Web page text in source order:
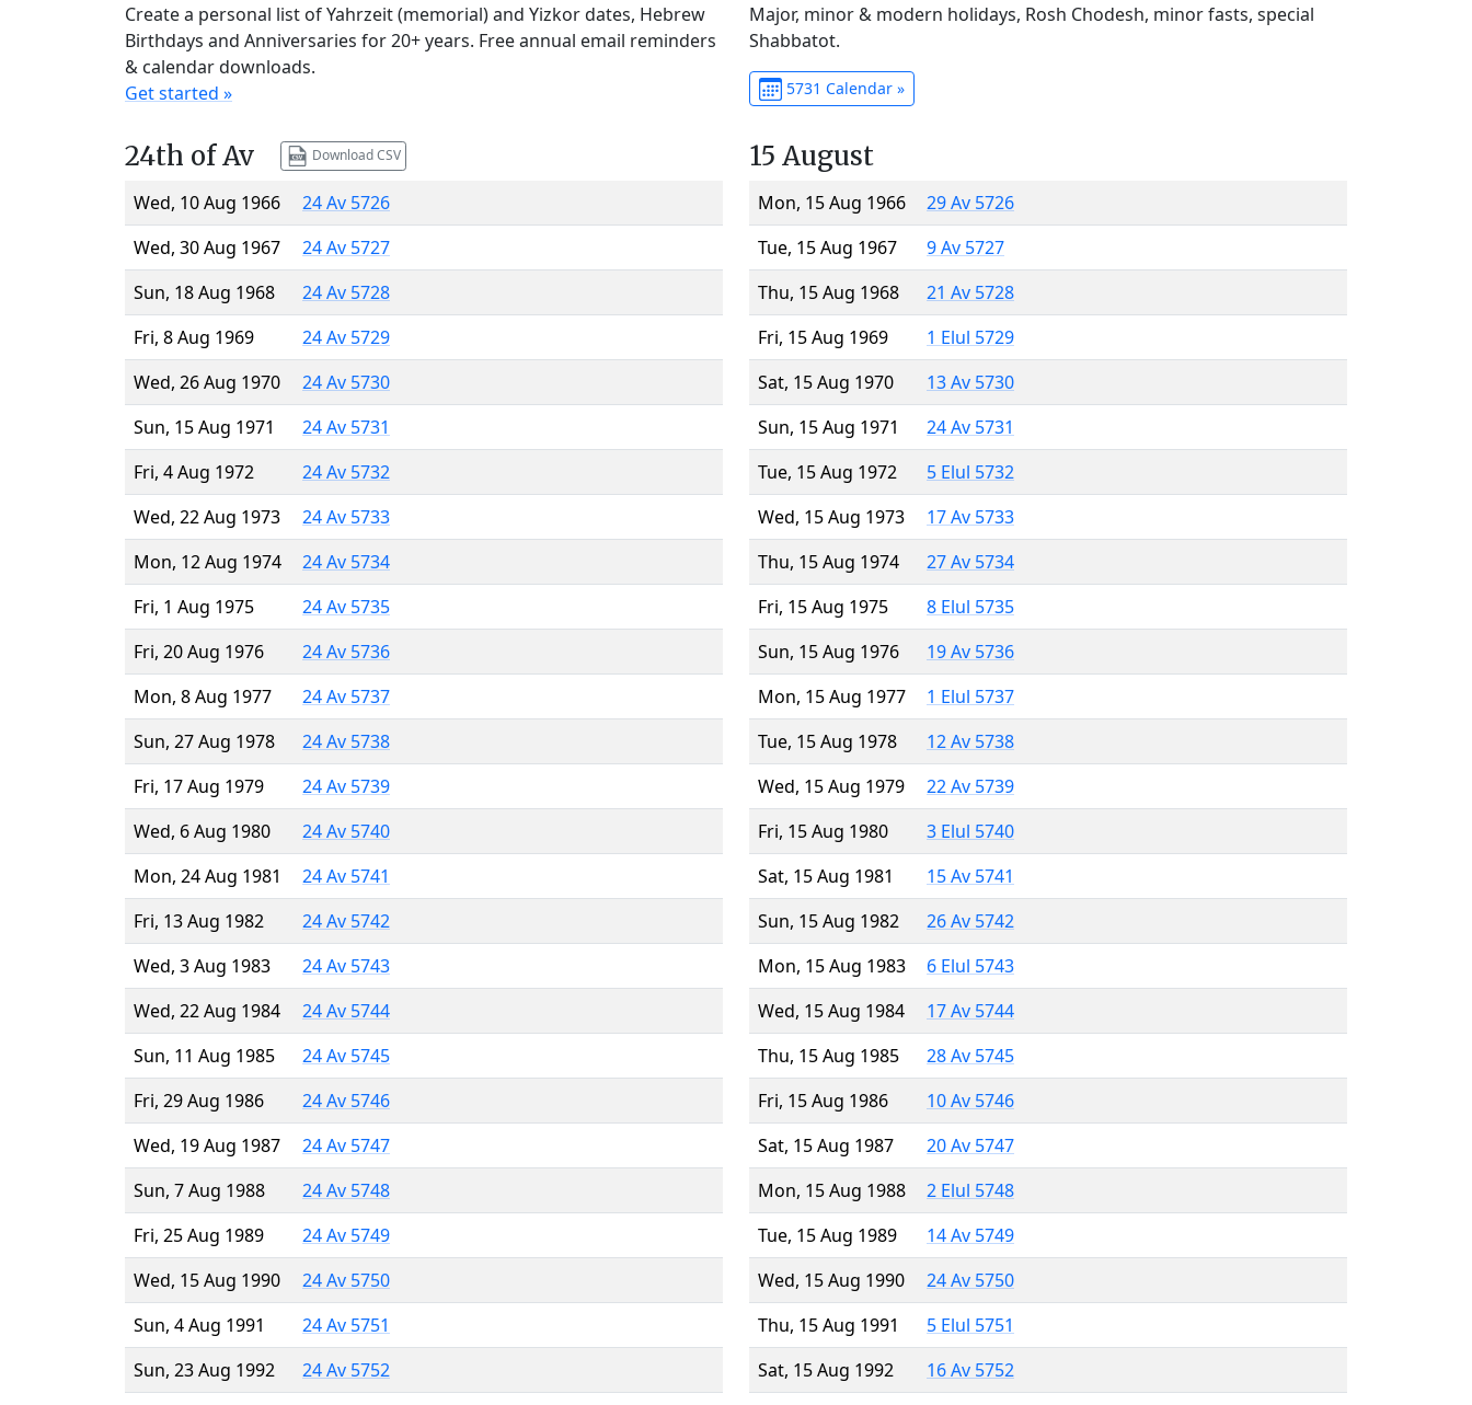
Create a personal list of Yahrzeit (memorial) and Yizkor dates, Hebrew
Birthdays and Anniversaries for 20+ years. Free annual email reminders
& calendar downloads.
Get started »
Major, minor & modern holidays, Rosh Chodesh, minor fasts, special
Shabbatot.
5731 Calendar »
24th of Av Download CSV
Wed, 10 Aug 1966
24 Av 5726
Wed, 30 Aug 1967
24 Av 5727
Sun, 18 Aug 1968
24 Av 5728
Fri, 8 Aug 1969
24 Av 5729
Wed, 26 Aug 1970
24 Av 5730
Sun, 15 Aug 1971
24 Av 5731
Fri, 4 Aug 1972
24 Av 5732
Wed, 22 Aug 1973
24 Av 5733
Mon, 12 Aug 1974
24 Av 5734
Fri, 1 Aug 1975
24 Av 5735
Fri, 20 Aug 1976
24 Av 5736
Mon, 8 Aug 1977
24 Av 5737
Sun, 27 Aug 1978
24 Av 5738
Fri, 17 Aug 1979
24 Av 5739
Wed, 6 Aug 1980
24 Av 5740
Mon, 24 Aug 1981
24 Av 5741
Fri, 13 Aug 1982
24 Av 5742
Wed, 3 Aug 1983
24 Av 5743
Wed, 22 Aug 1984
24 Av 5744
Sun, 11 Aug 1985
24 Av 5745
Fri, 29 Aug 1986
24 Av 5746
Wed, 19 Aug 1987
24 Av 5747
Sun, 7 Aug 1988
24 Av 5748
Fri, 25 Aug 1989
24 Av 5749
Wed, 15 Aug 1990
24 Av 5750
Sun, 4 Aug 1991
24 Av 5751
Sun, 23 Aug 1992
24 Av 5752
15 August
Mon, 15 Aug 1966
29 Av 5726
Tue, 15 Aug 1967
9 Av 5727
Thu, 15 Aug 1968
21 Av 5728
Fri, 15 Aug 1969
1 Elul 5729
Sat, 15 Aug 1970
13 Av 5730
Sun, 15 Aug 1971
24 Av 5731
Tue, 15 Aug 1972
5 Elul 5732
Wed, 15 Aug 1973
17 Av 5733
Thu, 15 Aug 1974
27 Av 5734
Fri, 15 Aug 1975
8 Elul 5735
Sun, 15 Aug 1976
19 Av 5736
Mon, 15 Aug 1977
1 Elul 5737
Tue, 15 Aug 1978
12 Av 5738
Wed, 15 Aug 1979
22 Av 5739
Fri, 15 Aug 1980
3 Elul 5740
Sat, 15 Aug 1981
15 Av 5741
Sun, 15 Aug 1982
26 Av 5742
Mon, 15 Aug 1983
6 Elul 5743
Wed, 15 Aug 1984
17 Av 5744
Thu, 15 Aug 1985
28 Av 5745
Fri, 15 Aug 1986
10 Av 5746
Sat, 15 Aug 1987
20 Av 5747
Mon, 15 Aug 1988
2 Elul 5748
Tue, 15 Aug 1989
14 Av 5749
Wed, 15 Aug 1990
24 Av 5750
Thu, 15 Aug 1991
5 Elul 5751
Sat, 15 Aug 1992
16 Av 5752